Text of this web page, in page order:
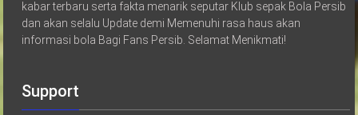
kabar terbaru serta fakta menarik seputar Klub sepak Bola Persib
dan akan selalu Update demi Memenuhi rasa haus akan
informasi bola Bagi Fans Persib. Selamat Menikmati!
Support